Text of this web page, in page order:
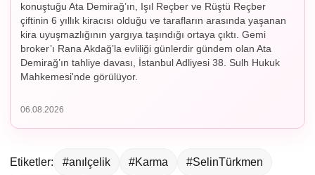
konuştuğu Ata Demirağ’ın, Işıl Reçber ve Rüştü Reçber
çiftinin 6 yıllık kiracısı olduğu ve tarafların arasında yaşanan
kira uyuşmazlığının yargıya taşındığı ortaya çıktı. Gemi
broker’ı Rana Akdağ’la evliliği günlerdir gündem olan Ata
Demirağ’ın tahliye davası, İstanbul Adliyesi 38. Sulh Hukuk
Mahkemesi'nde görülüyor.
06.08.2026
Etiketler: #anılçelik #Karma #SelinTürkmen